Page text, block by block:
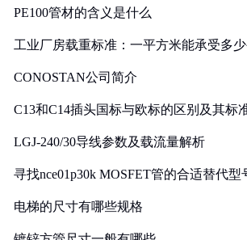
PE100管材的含义是什么
工业厂房载重标准：一平方米能承受多
CONOSTAN公司简介
C13和C14插头国标与欧标的区别及其标
LGJ-240/30导线参数及载流量解析
寻找nce01p30k MOSFET管的合适替代型
电梯的尺寸有哪些规格